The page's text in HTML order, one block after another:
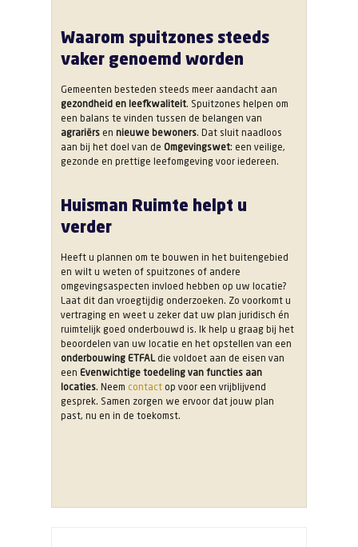
Waarom spuitzones steeds
vaker genoemd worden
Gemeenten besteden steeds meer aandacht aan
gezondheid en leefkwaliteit. Spuitzones helpen om
een balans te vinden tussen de belangen van
agrariërs en nieuwe bewoners. Dat sluit naadloos
aan bij het doel van de Omgevingswet: een veilige,
gezonde en prettige leefomgeving voor iedereen.
Huisman Ruimte helpt u
verder
Heeft u plannen om te bouwen in het buitengebied
en wilt u weten of spuitzones of andere
omgevingsaspecten invloed hebben op uw locatie?
Laat dit dan vroegtijdig onderzoeken. Zo voorkomt u
vertraging en weet u zeker dat uw plan juridisch én
ruimtelijk goed onderbouwd is. Ik help u graag bij het
beoordelen van uw locatie en het opstellen van een
onderbouwing ETFALdie voldoet aan de eisen van
een Evenwichtige toedeling van functies aan
locaties. Neem contact op voor een vrijblijvend
gesprek. Samen zorgen we ervoor dat jouw plan
past, nu en in de toekomst.